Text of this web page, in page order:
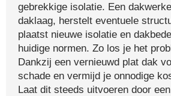
gebrekkige isolatie. Een
daklaag, herstelt eventuele
plaatst nieuwe isolatie en
huidige normen. Zo los je het
Dankzij een vernieuwd plat dak
schade en vermijd je onnodige
Laat dit steeds uitvoeren door